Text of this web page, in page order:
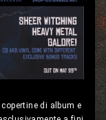
di album e